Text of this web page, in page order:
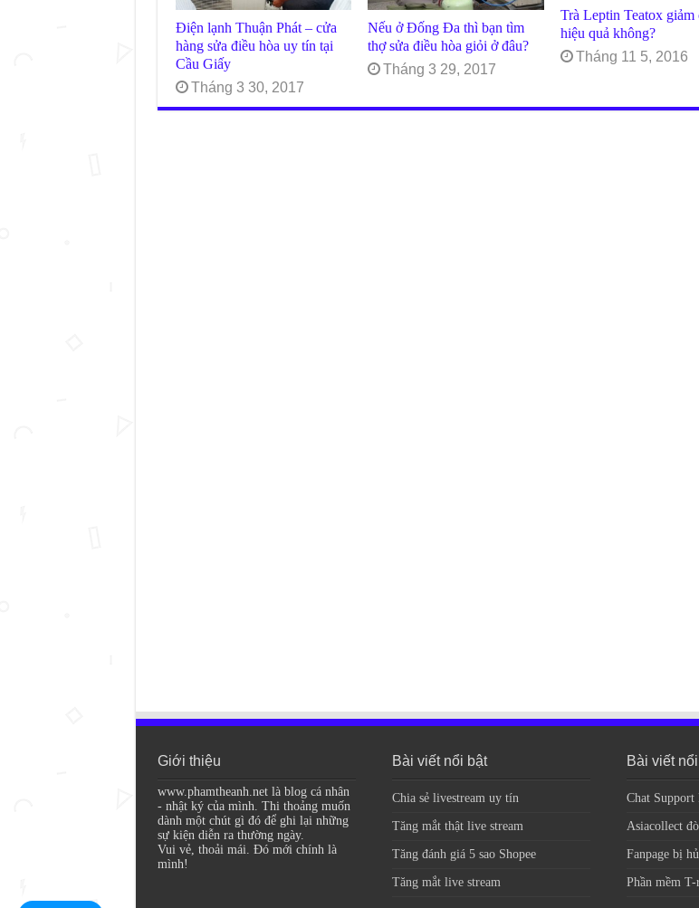
Điện lạnh Thuận Phát – cửa
hàng sửa điều hòa uy tín tại
Cầu Giấy
Tháng 3 30, 2017
Nếu ở Đống Đa thì bạn tìm
thợ sửa điều hòa giỏi ở đâu?
Tháng 3 29, 2017
Trà Leptin Teatox giảm
hiệu quả không?
Tháng 11 5, 2016
Giới thiệu
www.phamtheanh.net là blog cá nhân
- nhật ký của mình. Thi thoảng muốn
dành một chút gì đó để ghi lại những
sự kiện diễn ra thường ngày.
Vui vẻ, thoải mái. Đó mới chính là
mình!
Bài viết nổi bật
Chia sẻ livestream uy tín
Tăng mắt thật live stream
Tăng đánh giá 5 sao Shopee
Tăng mắt live stream
Bài viết
Chat Support
Asiacollect
Fanpage bị
Phần mềm